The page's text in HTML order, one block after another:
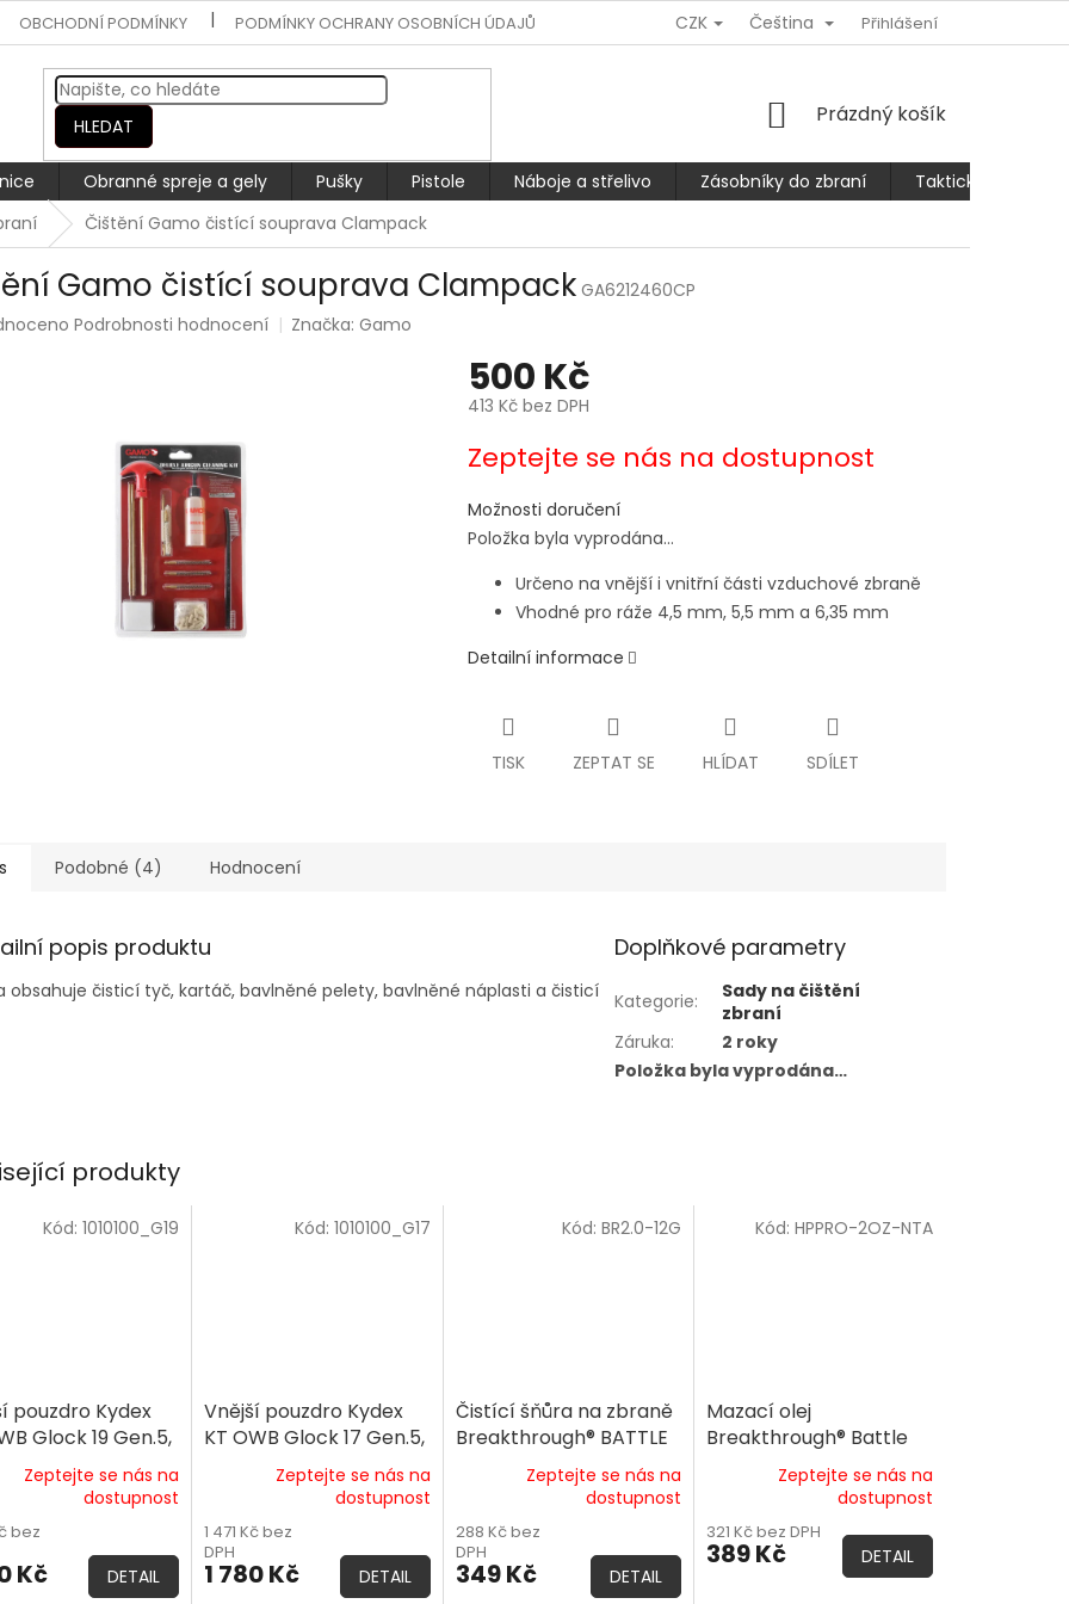
OBCHODNÍ PODMÍNKY PODMÍNKY OCHRANY OSOBNÍCH ÚDAJŮ REKLAMACE NEBO VRÁCENÍ/VÝMĚNA ZBOŽÍ
CZK Čeština Přihlášení
HLEDAT
NÁKUPNÍ
Prázdný košík
Obranné spreje a gely Pušky Pistole Náboje a střelivo Zásobníky do zbraní
Taktické kalhoty
Čištění Gamo čistící souprava Clampack
Gamo čistící souprava Clampack GA6212460CP
Podrobnosti hodnocení Značka:Gamo
500 Kč
413 Kč bez DPH
cena:
Zeptejte se nás na dostupnost
Možnosti doručení
Položka byla vyprodána…
Určeno na vnější i vnitřní části vzduchové zbraně
Vhodné pro ráže 4,5 mm, 5,5 mm a 6,35 mm
Detailní informace
TISK ZEPTAT SE HLÍDAT SDÍLET
produkty
pouzdro Kydex
Glock 19 Gen.5,
speedloops
černé
Zeptejte se nás na
dostupnost
bez
Kč DETAIL
Kód: 1010100_G19
Vnější pouzdro Kydex
KT OWB Glock 17 Gen.5,
pravák, speedloops
45mm, černé
Zeptejte se nás na
dostupnost
1 471 Kč bez
DPH
1 780 Kč DETAIL
Kód: 1010100_G17
Čistící šňůra na zbraně
Breakthrough® BATTLE
ROPES™ GEN 2- 12 GA
Brokovnice
Zeptejte se nás na
dostupnost
288 Kč bez
DPH
349 Kč DETAIL
Kód:BR2.0-12G
Mazací olej
Breakthrough® Battle
Born HP PRO OilZeptejte se nás na
dostupnost
321 Kč bez DPH
389 Kč DETAIL
Kód: HPPRO-2OZ-NTA
Podobné (4) Hodnocení
popis produktu
obsahuje čisticí tyč, kartáč, bavlněné pelety, bavlněné náplasti a čisticí
Doplňkové parametry
Kategorie:
Sady na čištění
zbraní
Záruka:
2 roky
Položka byla vyprodána…